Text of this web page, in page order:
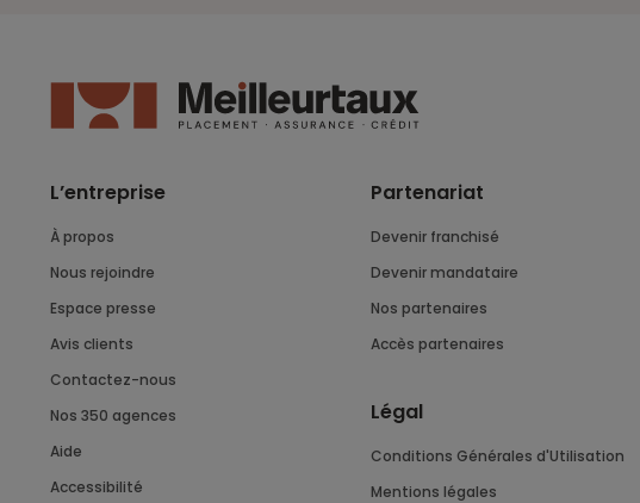
L’entreprise
À propos
Nous rejoindre
Espace presse
Avis clients
Contactez-nous
Nos 350 agences
Aide
Accessibilité
Partenariat
Devenir franchisé
Devenir mandataire
Nos partenaires
Accès partenaires
Légal
Conditions Générales d'Utilisation
Mentions légales